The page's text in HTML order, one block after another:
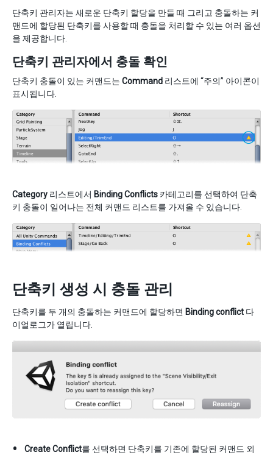
단축키 관리자는 새로운 단축키 할당을 만들 때 그리고 충돌하는 커
맨드에 할당된 단축키를 사용할 때 충돌을 처리할 수 있는 여러 옵션
을 제공합니다.
단축키 관리자에서 충돌 확인
단축키 충돌이 있는 커맨드는 Command 리스트에 “주의” 아이콘이
표시됩니다.
Category 리스트에서 Binding Conflicts 카테고리를 선택하여 단축
키 충돌이 일어나는 전체 커맨드 리스트를 가져올 수 있습니다.
단축키 생성 시 충돌 관리
단축키를 두 개의 충돌하는 커맨드에 할당하면 Binding conflict 다
이얼로그가 열립니다.
Create Conflict를 선택하면 단축키를 기존에 할당된 커맨드 외